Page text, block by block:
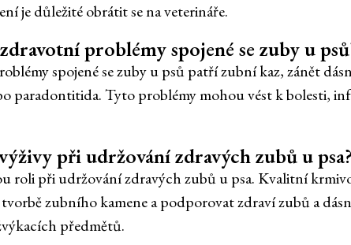
je důležité obrátit se na veterináře.
problémy spojené se zuby u
spojené se zuby u psů patří zubní kaz, zánět
paradontitida. Tyto problémy mohou vést k bolesti,
při udržování zdravých zubů u psa?
roli při udržování zdravých zubů u psa. Kvalitní
zubního kamene a podporovat zdraví zubů a
předmětů.